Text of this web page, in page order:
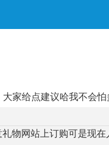
家给点建议哈我不会
物网站上订购可是现